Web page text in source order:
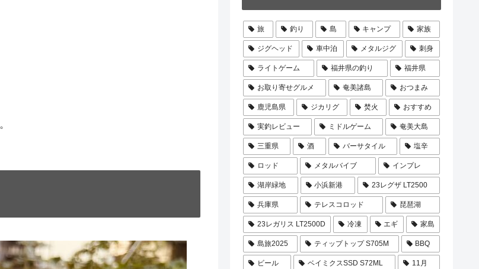
旅 釣り 島 キャンプ 家族
ジグヘッド 車中泊 メタルジグ 刺身
ライトゲーム 福井県の釣り 福井県
お取り寄せグルメ 奄美諸島 おつまみ
鹿児島県 ジカリグ 焚火 おすすめ
実釣レビュー ミドルゲーム 奄美大島
三重県 酒 バーサタイル 塩辛
ロッド メタルバイブ インプレ
湖岸緑地 小浜新港 23レグザ LT2500
兵庫県 テレスコロッド 琵琶湖
23レガリス LT2500D 冷凍 エギ 家島
島旅2025 ティップトップ S705M BBQ
ビール ベイミクスSSD S72ML 11月